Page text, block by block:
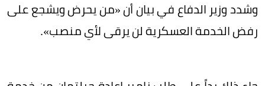
وشدد وزير الدفاع في بيان أن «من يحرض ويشجع على
رفض الخدمة العسكرية لن يرقى لأي منصب».